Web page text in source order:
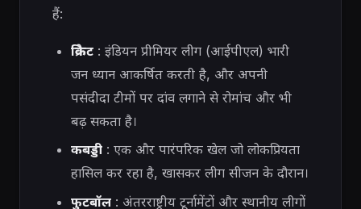
हैं:
क्रिकेट: इंडियन प्रीमियर लीग (आईपीएल) भारी
जन ध्यान आकर्षित करती है, और अपनी
पसंदीदा टीमों पर दांव लगाने से रोमांच और भी
बढ़ सकता है।
कबड्डी: एक और पारंपरिक खेल जो लोकप्रियता
हासिल कर रहा है, खासकर लीग सीजन के दौरान।
फुटबॉल: अंतरराष्ट्रीय टूर्नामेंटों और स्थानीय लीगों